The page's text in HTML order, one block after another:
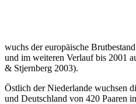
wuchs der europäische
und im weiteren Verlauf bis 2001
& Stjernberg 2003).
Östlich der Niederlande wuchsen
und Deutschland von 420 Paaren